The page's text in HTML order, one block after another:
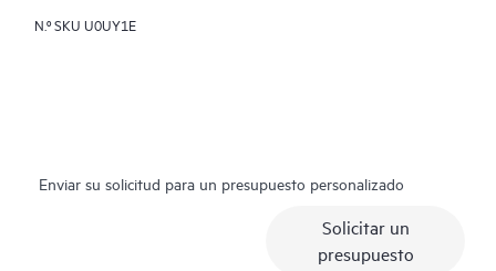
N.º SKU U0UY1E
Enviar su solicitud para un presupuesto personalizado
Solicitar un
presupuesto